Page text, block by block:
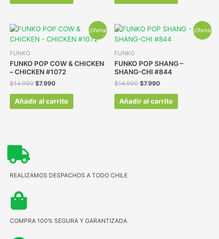
¡Oferta!
FUNKO
FUNKO POP COW & CHICKEN
– CHICKEN #1072
$14.990 $7.990
Añadir al carrito
¡Oferta!
FUNKO
FUNKO POP SHANG –
SHANG-CHI #844
$14.990 $7.990
Añadir al carrito
REALIZAMOS DESPACHOS A TODO CHILE
COMPRA 100% SEGURA Y GARANTIZADA